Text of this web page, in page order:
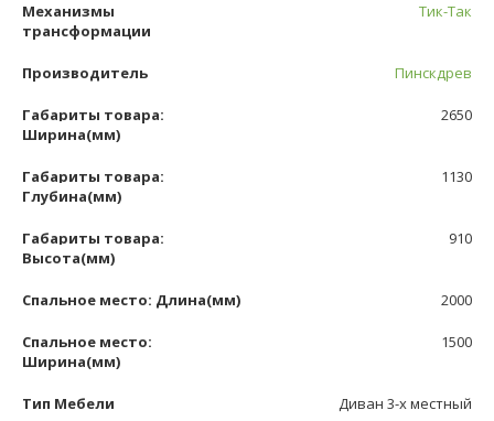
Механизмы
трансформации
Тик-Так
Производитель Пинскдрев
Габариты товара:
Ширина(мм)
2650
Габариты товара:
Глубина(мм)
1130
Габариты товара:
Высота(мм)
910
Спальное место: Длина(мм) 2000
Спальное место:
Ширина(мм)
1500
Тип Мебели Диван 3-х местный